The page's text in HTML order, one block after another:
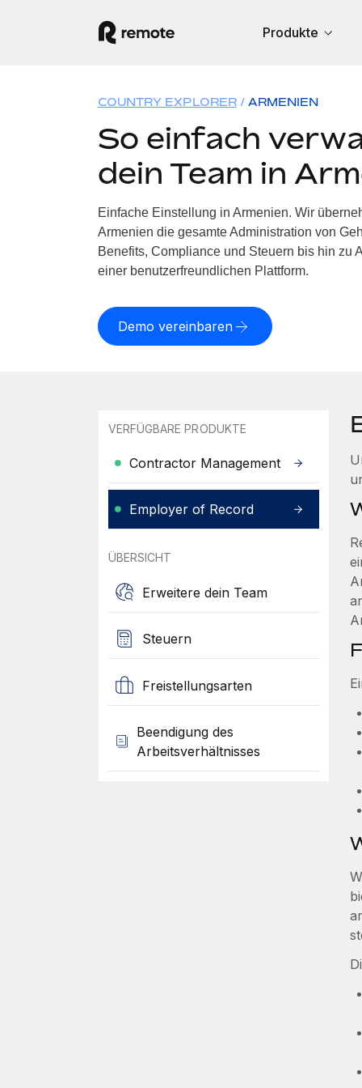
Produkte
COUNTRY EXPLORER ARMENIEN
So einfach
dein Team in
Einfache Einstellung in Armenien. Wir
Armenien die gesamte Administration von
Benefits, Compliance und Steuern bis hin zu
einer benutzerfreundlichen Plattform.
Demo vereinbaren
VERFÜGBARE PRODUKTE
Contractor Management
Employer of Record
ÜBERSICHT
Erweitere dein Team
Steuern
Freistellungsarten
Beendigung des
Arbeitsverhältnisses